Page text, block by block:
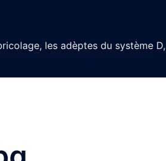
les adèptes du système D,